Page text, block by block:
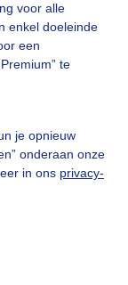
voor alle
enkel doeleinde
een
te
je opnieuw
onderaan onze
in ons privacy-